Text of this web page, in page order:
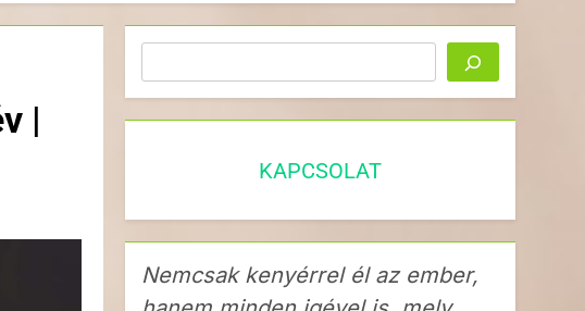
|
KAPCSOLAT
Nemcsak kenyérrel él az ember,